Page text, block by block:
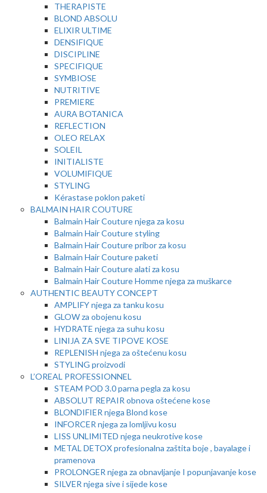
THERAPISTE
BLOND ABSOLU
ELIXIR ULTIME
DENSIFIQUE
DISCIPLINE
SPECIFIQUE
SYMBIOSE
NUTRITIVE
PREMIERE
AURA BOTANICA
REFLECTION
OLEO RELAX
SOLEIL
INITIALISTE
VOLUMIFIQUE
STYLING
Kérastase poklon paketi
BALMAIN HAIR COUTURE
Balmain Hair Couture njega za kosu
Balmain Hair Couture styling
Balmain Hair Couture pribor za kosu
Balmain Hair Couture paketi
Balmain Hair Couture alati za kosu
Balmain Hair Couture Homme njega za muškarce
AUTHENTIC BEAUTY CONCEPT
AMPLIFY njega za tanku kosu
GLOW za obojenu kosu
HYDRATE njega za suhu kosu
LINIJA ZA SVE TIPOVE KOSE
REPLENISH njega za oštećenu kosu
STYLING proizvodi
L’OREAL PROFESSIONNEL
STEAM POD 3.0 parna pegla za kosu
ABSOLUT REPAIR obnova oštećene kose
BLONDIFIER njega Blond kose
INFORCER njega za lomljivu kosu
LISS UNLIMITED njega neukrotive kose
METAL DETOX profesionalna zaštita boje , bayalage i
pramenova
PROLONGER njega za obnavljanje I popunjavanje kose
SILVER njega sive i sijede kose